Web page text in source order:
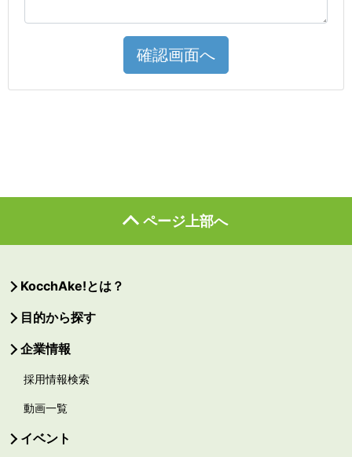
確認画面へ
ページ上部へ
KocchAke!とは？
目的から探す
企業情報
採用情報検索
動画一覧
イベント